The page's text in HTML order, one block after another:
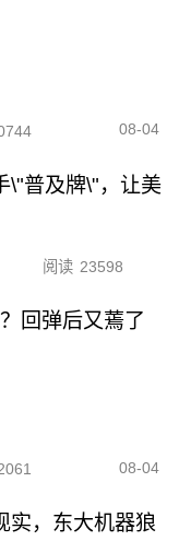
08-04
\"普及牌\"，让美
阅读 23598
回弹后又蔫了
08-04
实，东大机器狼